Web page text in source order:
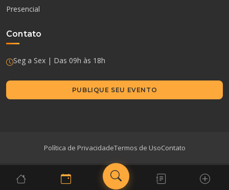
Presencial
Contato
Seg a Sex | Das 09h às 18h
PUBLIQUE SEU EVENTO
Política de PrivacidadeTermos de UsoContato